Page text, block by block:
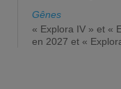
Gênes
« Explora IV » et «
en 2027 et «